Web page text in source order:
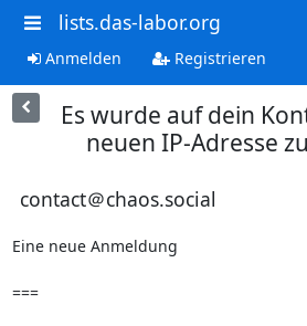
lists.das-labor.org
Anmelden Registrieren
Es wurde auf dein
neuen IP-Adresse
contact＠chaos.social
Eine neue Anmeldung
===